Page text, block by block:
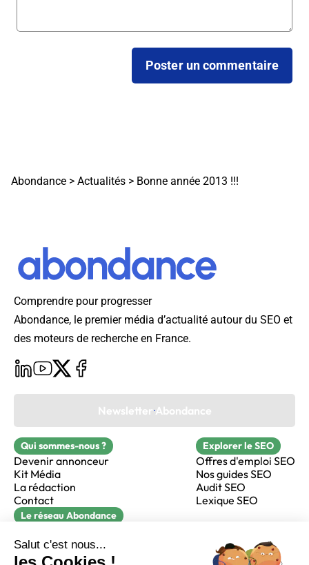
Abondance > Actualités > Bonne année 2013 !!!
Comprendre pour progresser
Abondance, le premier média d’actualité autour du SEO et
des moteurs de recherche en France.
Newsletter Abondance
Qui sommes-nous ?
Devenir annonceur
Kit Média
La rédaction
Contact
Explorer le SEO
Offres d'emploi SEO
Nos guides SEO
Audit SEO
Lexique SEO
Le réseau Abondance
Réacteur
alfie formation